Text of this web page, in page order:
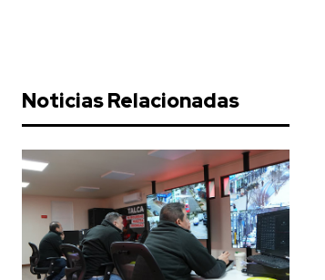
Noticias Relacionadas